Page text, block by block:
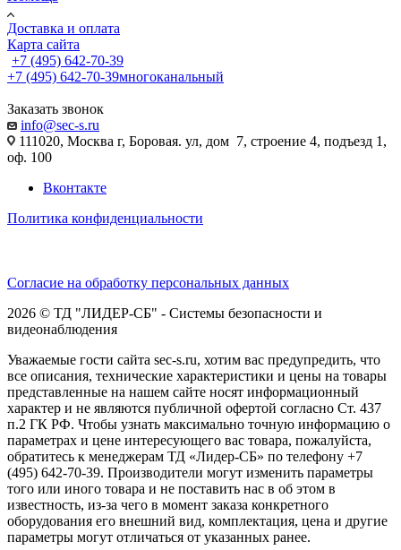
Доставка и оплата
Карта сайта
+7 (495) 642-70-39
+7 (495) 642-70-39многоканальный
Заказать звонок
info@sec-s.ru
111020, Москва г, Боровая. ул, дом 7, строение 4, подъезд 1,
оф. 100
Вконтакте
Политика конфиденциальности
Согласие на обработку персональных данных
2026 © ТД "ЛИДЕР-СБ" - Системы безопасности и
видеонаблюдения
Уважаемые гости сайта sec-s.ru, хотим вас предупредить, что
все описания, технические характеристики и цены на товары
представленные на нашем сайте носят информационный
характер и не являются публичной офертой согласно Ст. 437
п.2 ГК РФ. Чтобы узнать максимально точную информацию о
параметрах и цене интересующего вас товара, пожалуйста,
обратитесь к менеджерам ТД «Лидер-СБ» по телефону +7
(495) 642-70-39. Производители могут изменить параметры
того или иного товара и не поставить нас в об этом в
известность, из-за чего в момент заказа конкретного
оборудования его внешний вид, комплектация, цена и другие
параметры могут отличаться от указанных ранее.